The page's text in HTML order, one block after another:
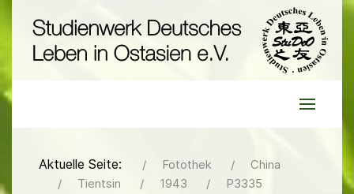
Aktuelle Seite: Fotothek
China
Tientsin
1943 P3335